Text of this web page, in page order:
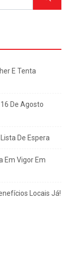
E Tenta
De Agosto
De Espera
Em Vigor Em
Locais Já!